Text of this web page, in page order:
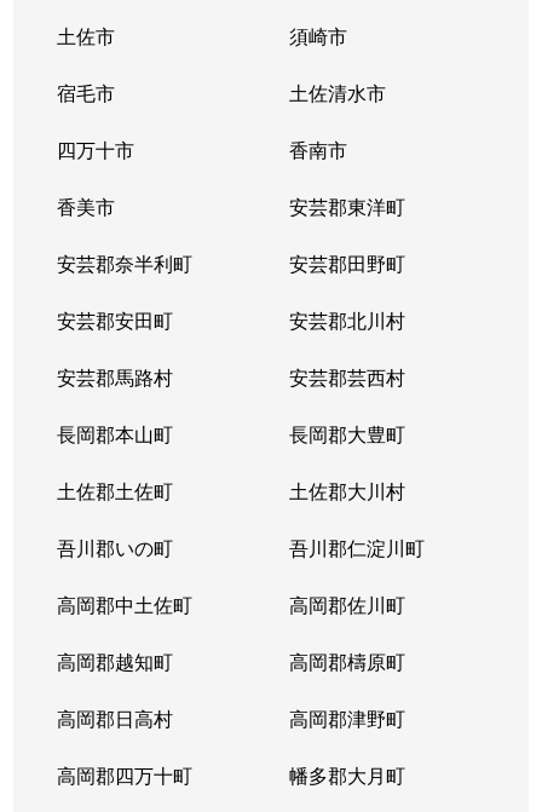
土佐市 須崎市
宿毛市 土佐清水市
四万十市 香南市
香美市 安芸郡東洋町
安芸郡奈半利町 安芸郡田野町
安芸郡安田町 安芸郡北川村
安芸郡馬路村 安芸郡芸西村
長岡郡本山町 長岡郡大豊町
土佐郡土佐町 土佐郡大川村
吾川郡いの町 吾川郡仁淀川町
高岡郡中土佐町 高岡郡佐川町
高岡郡越知町 高岡郡檮原町
高岡郡日高村 高岡郡津野町
高岡郡四万十町 幡多郡大月町